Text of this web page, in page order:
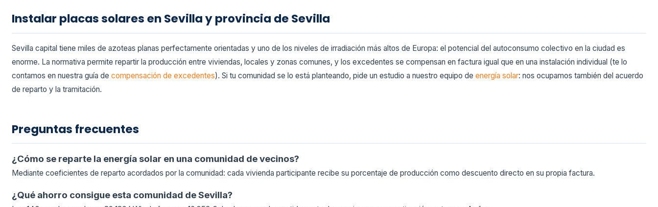
Instalar placas solares en Sevilla y provincia de Sevilla
Sevilla capital tiene miles de azoteas planas perfectamente orientadas y uno de los niveles de irradiación más altos de Europa: el potencial del autoconsumo colectivo en la ciudad es
enorme. La normativa permite repartir la producción entre viviendas, locales y zonas comunes, y los excedentes se compensan en factura igual que en una instalación individual (te lo
contamos en nuestra guía de compensación de excedentes). Si tu comunidad se lo está planteando, pide un estudio a nuestro equipo de energía solar: nos ocupamos también del acuerdo
de reparto y la tramitación.
Preguntas frecuentes
¿Cómo se reparte la energía solar en una comunidad de vecinos?
Mediante coeficientes de reparto acordados por la comunidad: cada vivienda participante recibe su porcentaje de producción como descuento directo en su propia factura.
¿Qué ahorro consigue esta comunidad de Sevilla?